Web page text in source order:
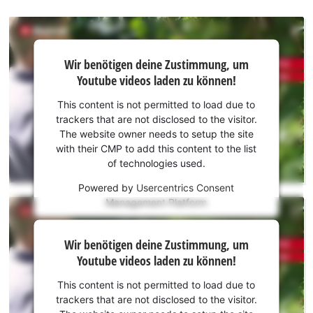
Lieferung erfolgt ohne Power X-Change-Akku und ohne
Ladegerät. Diese sind separat erhältlich, zum Beispiel als
praktisches Starter-Set.
benötigen
deine
Zustimmung,
um Youtube
laden zu
können!
This
content
is
not
permitted
to
load
trackers
Wir benötigen deine Zustimmung, um
Youtube videos laden zu können!
This content is not permitted to load due to
trackers that are not disclosed to the visitor.
The website owner needs to setup the site
with their CMP to add this content to the list
of technologies used.
Powered by Usercentrics Consent
Management Platform
benötigen
deine
Zustimmung,
um Youtube
Wir benötigen deine Zustimmung, um
Youtube videos laden zu können!
This content is not permitted to load due to
trackers that are not disclosed to the visitor.